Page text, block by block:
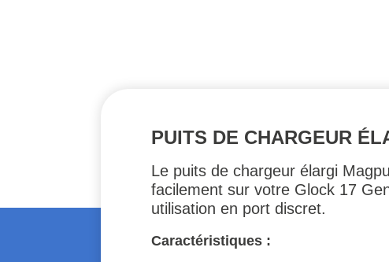
PUITS DE CHARGEUR
Le puits de chargeur élargi
facilement sur votre Glock 17
utilisation en port discret.
Caractéristiques :